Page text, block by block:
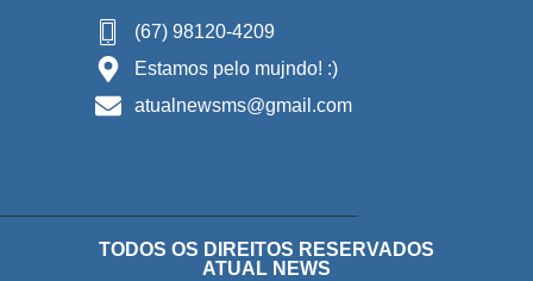
(67) 98120-4209
Estamos pelo mujndo! :)
atualnewsms@gmail.com
TODOS OS DIREITOS RESERVADOS
ATUAL NEWS